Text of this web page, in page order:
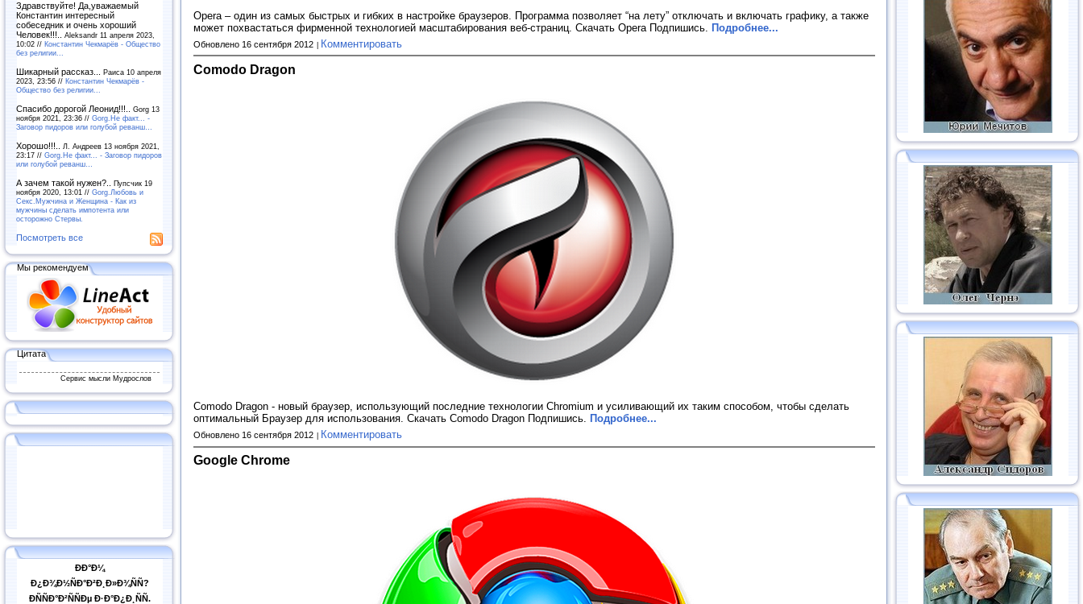
Здравствуйте! Да,уважаемый
Константин интересный
собеседник и очень хороший
Человек!!!.. Aleksandr 11 апреля 2023,
10:02 // Константин Чекмарёв - Общество
без религии...
Шикарный рассказ... Раиса 10 апреля
2023, 23:56 // Константин Чекмарёв -
Общество без религии...
Спасибо дорогой Леонид!!!.. Gorg 13
ноября 2021, 23:36 // Gorg.Не факт... -
Заговор пидоров или голубой реванш…
Хорошо!!!..
Л. Андреев 13 ноября 2021,
23:17 // Gorg.Не факт... - Заговор пидоров
или голубой реванш…
А зачем такой нужен?.. Пупсчик 19
ноября 2020, 13:01 // Gorg.Любовь и
Секс.Мужчина и Женщина - Как из
мужчины сделать импотента или
осторожно Стервы.
Посмотреть все
Мы рекомендуем
Цитата
Сервис мысли Мудрослов
ÐÐ°Ð¼
Ð¿Ð¾Ð½ÑÐ°Ð²Ð¸Ð»Ð¾ÑÑ?
ÐÑÑÐ°Ð²ÑÑÐµ Ð·Ð°Ð¿Ð¸ÑÑ.
Opera – один из самых быстрых и гибких в настройке браузеров. Программа позволяет “на лету” отключать и включать графику, а также
может похвастаться фирменной технологией масштабирования веб-страниц. Скачать Opera Подпишись. Подробнее...
Обновлено 16 сентября 2012 Комментировать
Comodo Dragon
Comodo Dragon - новый браузер, использующий последние технологии Chromium и усиливающий их таким способом, чтобы сделать
оптимальный Браузер для использования. Скачать Comodo Dragon Подпишись. Подробнее...
Обновлено 16 сентября 2012 Комментировать
Google Chrome